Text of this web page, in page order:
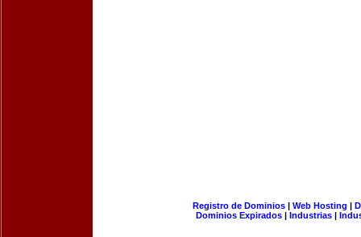
Registro de Dominios| Web Hosting |
Dominios Expirados | Industrias |